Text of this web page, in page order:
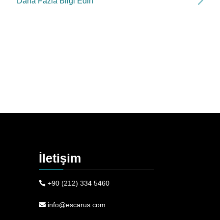
İletişim
+90 (212) 334 5460
info@escarus.com